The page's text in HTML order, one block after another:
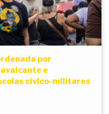
por
e
cívico-militares